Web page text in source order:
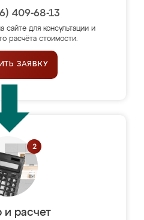
409-68-13
сайте для консультации и
расчёта стоимости.
ЗАЯВКУ
и расчет